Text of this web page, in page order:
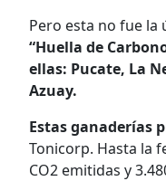
Pero esta no fue la
“Huella de
ellas: Pucate, La
Azuay.
Estas ganaderías
Tonicorp. Hasta la
CO2 emitidas y